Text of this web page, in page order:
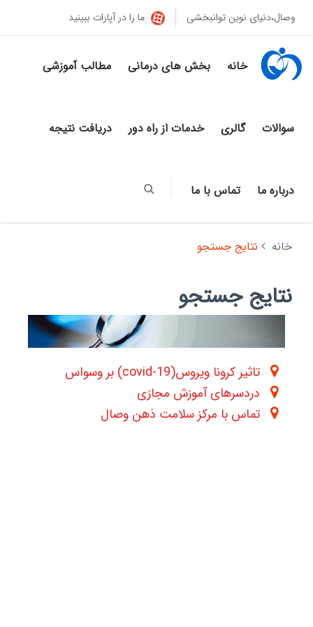
وصال،دنیای نوین توانبخشی ما را در آپارات ببینید
خانه بخش های درمانی مطالب آموزشی
سوالات گالری خدمات از راه دور دریافت نتیجه
درباره ما تماس با ما
خانه نتایج جستجو
نتایج جستجو
تاثیر کرونا ویروس(covid-19) بر وسواس
دردسرهای آموزش مجازی
تماس با مرکز سلامت ذهن وصال